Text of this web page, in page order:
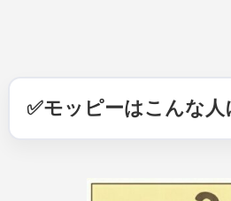
✅モッピーはこんな人